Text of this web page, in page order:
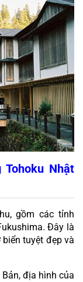
Nhật
gồm các tỉnh
Đây là
tuyệt đẹp và
địa hình của